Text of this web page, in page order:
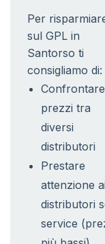
Per
sul GPL in
Santorso ti
consigliamo di:
prezzi tra
diversi
distributori
Prestare
attenzione ai
distributori
service